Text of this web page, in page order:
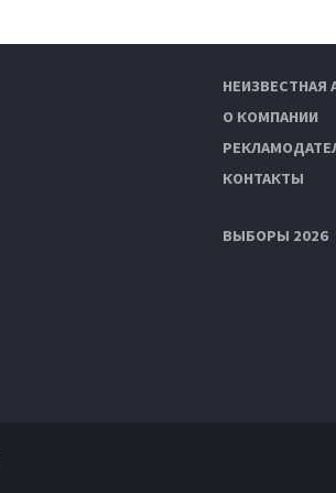
НЕИЗВЕСТНАЯ
О КОМПАНИИ
КОНТАКТЫ
ВЫБОРЫ 2026